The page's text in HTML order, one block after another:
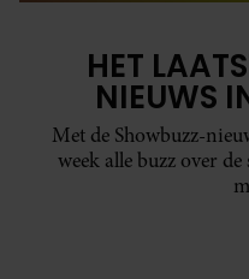
HET
NIEUWS
Met de Showbuzz-
week alle buzz over